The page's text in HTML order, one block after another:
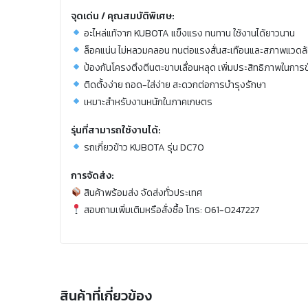
จุดเด่น / คุณสมบัติพิเศษ:
อะไหล่แท้จาก KUBOTA แข็งแรง ทนทาน ใช้งานได้ยาวนาน
ล็อคแน่น ไม่หลวมคลอน ทนต่อแรงสั่นสะเทือนและสภาพแวด
ป้องกันโครงตึงตีนตะขาบเลื่อนหลุด เพิ่มประสิทธิภาพในการ
ติดตั้งง่าย ถอด-ใส่ง่าย สะดวกต่อการบำรุงรักษา
เหมาะสำหรับงานหนักในภาคเกษตร
รุ่นที่สามารถใช้งานได้:
รถเกี่ยวข้าว KUBOTA รุ่น DC70
การจัดส่ง:
สินค้าพร้อมส่ง จัดส่งทั่วประเทศ
สอบถามเพิ่มเติมหรือสั่งซื้อ โทร: 061-0247227
สินค้าที่เกี่ยวข้อง